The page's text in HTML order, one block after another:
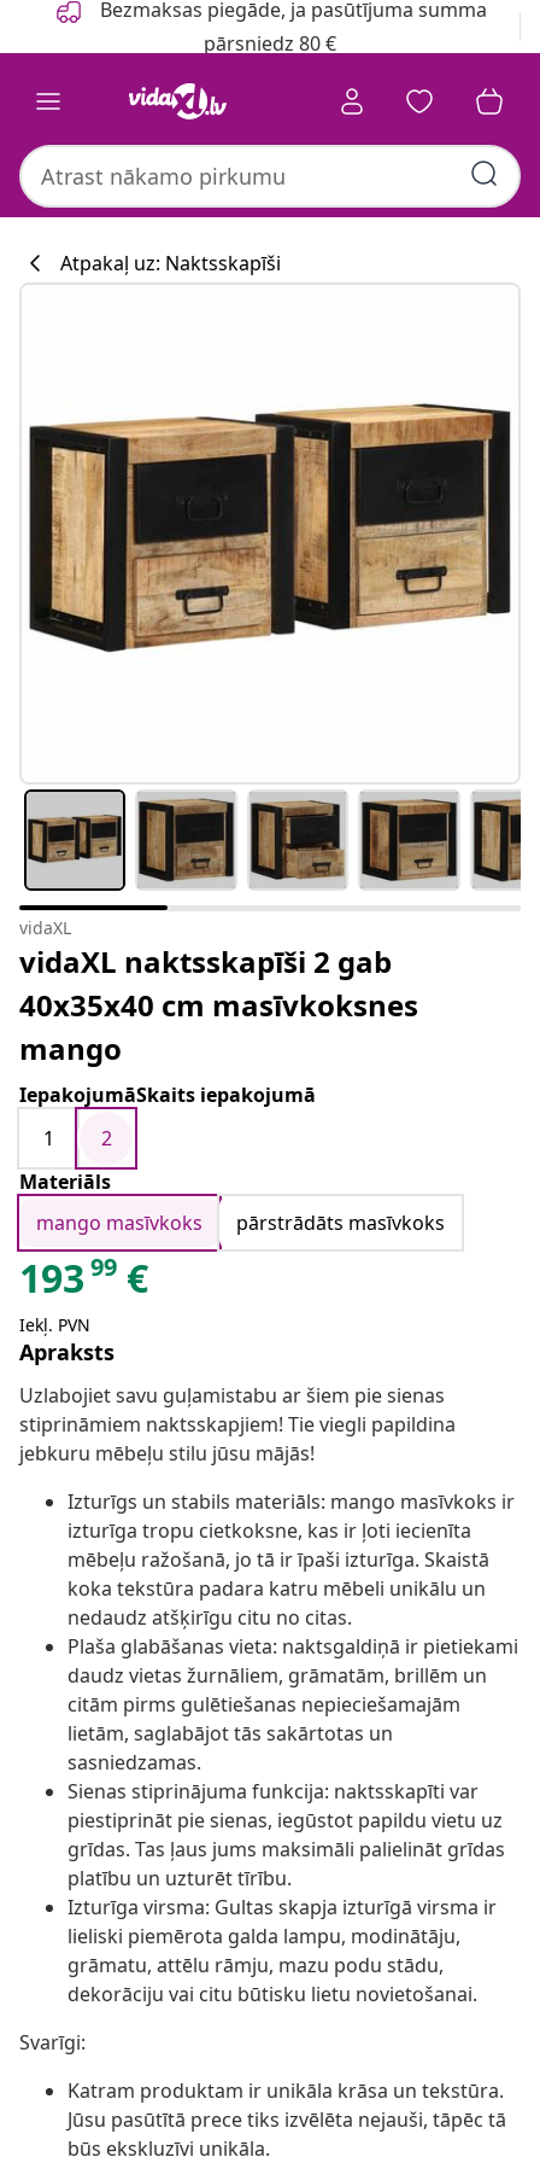
Bezmaksas piegāde, ja pasūtījuma summa
pārsniedz 80 €
Atpakaļ uz: Naktsskapīši
vidaXL
vidaXL naktsskapīši 2 gab
40x35x40 cm masīvkoksnes
mango
IepakojumāSkaits iepakojumā
1
2
Materiāls
mango masīvkoks
pārstrādāts masīvkoks
193 99 €
Iekļ. PVN
Apraksts
Uzlabojiet savu guļamistabu ar šiem pie sienas
stiprināmiem naktsskapjiem! Tie viegli papildina
jebkuru mēbeļu stilu jūsu mājās!
Izturīgs un stabils materiāls: mango masīvkoks ir
izturīga tropu cietkoksne, kas ir ļoti iecienīta
mēbeļu ražošanā, jo tā ir īpaši izturīga. Skaistā
koka tekstūra padara katru mēbeli unikālu un
nedaudz atšķirīgu citu no citas.
Plaša glabāšanas vieta: naktsgaldiņā ir pietiekami
daudz vietas žurnāliem, grāmatām, brillēm un
citām pirms gulētiešanas nepieciešamajām
lietām, saglabājot tās sakārtotas un
sasniedzamas.
Sienas stiprinājuma funkcija: naktsskapīti var
piestiprināt pie sienas, iegūstot papildu vietu uz
grīdas. Tas ļaus jums maksimāli palielināt grīdas
platību un uzturēt tīrību.
Izturīga virsma: Gultas skapja izturīgā virsma ir
lieliski piemērota galda lampu, modinātāju,
grāmatu, attēlu rāmju, mazu podu stādu,
dekorāciju vai citu būtisku lietu novietošanai.
Svarīgi:
Katram produktam ir unikāla krāsa un tekstūra.
Jūsu pasūtītā prece tiks izvēlēta nejauši, tāpēc tā
būs ekskluzīvi unikāla.